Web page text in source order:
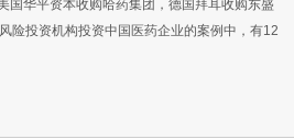
国华平资本收购哈药集团，德国拜耳收购东盛
投资机构投资中国医药企业的案例中，有12